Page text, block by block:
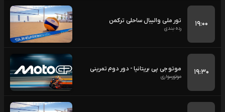
۱۹:۰۰ تور ملی والیبال ساحلی ترکمن
رده بندی
۱۹:۳۰ موتو جی پی بریتانیا - دور دوم تمرینی
موتورسواری